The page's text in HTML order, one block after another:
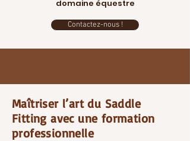
domaine équestre
Contactez-nous !
Maîtriser l’art du Saddle
Fitting avec une formation
professionnelle